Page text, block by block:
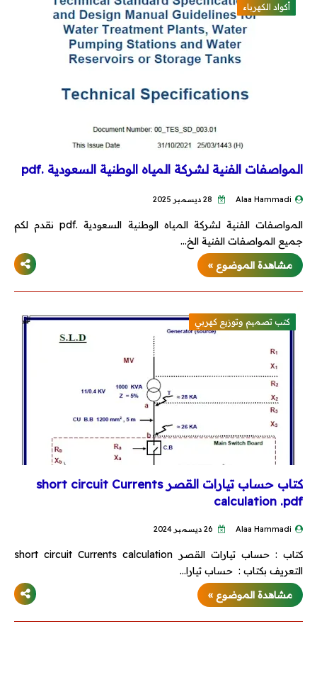
أكواد الكهرباء
المواصفات الفنية لشركة المياه الوطنية السعودية .pdf
Alaa Hammadi
المواصفات الفنية لشركة المياه الوطنية السعودية .pdf نقدم لكم
جميع المواصفات الفنية الخ…
مشاهدة الموضوع »
كتب تصميم وتوزيع كهربي
كتاب حساب تيارات القصر short circuit Currents
calculation .pdf
Alaa Hammadi
كتاب : حساب تيارات القصر short circuit Currents calculation
التعريف بكتاب : حساب تيارا…
مشاهدة الموضوع »